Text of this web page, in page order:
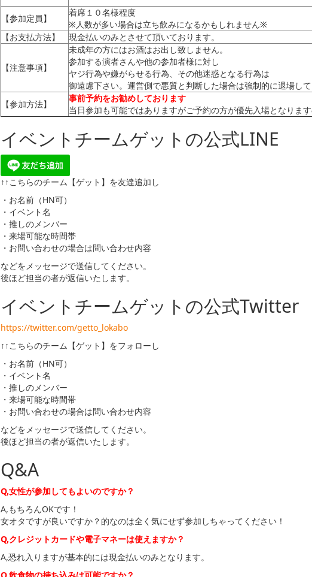
【参加定員】
着席１０名様程度
※人数が多い場合は立ち飲みになるかもしれません※
【お支払方法】
現金払いのみとさせて頂いております。
【注意事項】
未成年の方にはお酒はお出し致しません。
参加する演者さんや他の参加者様に対し
ヤジ行為や嫌がらせる行為、その他迷惑となる行為は
御遠慮下さい。運営側で悪質と判断した場合は強制的に退場し
【参加方法】
事前予約をお勧めしております
当日参加も可能ではありますがご予約の方が優先入場となり
イベントチームゲットの公式LINE
↑↑こちらのチーム【ゲット】を友達追加し
・お名前（HN可）
・イベント名
・推しのメンバー
・来場可能な時間帯
・お問い合わせの場合は問い合わせ内容
などをメッセージで送信してください。
後ほど担当の者が返信いたします。
イベントチームゲットの公式Twitter
https://twitter.com/getto_lokabo
↑↑こちらのチーム【ゲット】をフォローし
・お名前（HN可）
・イベント名
・推しのメンバー
・来場可能な時間帯
・お問い合わせの場合は問い合わせ内容
などをメッセージで送信してください。
後ほど担当の者が返信いたします。
Q&A
Q,女性が参加してもよいのですか？
A,もちろんOKです！
女オタですが良いですか？的なのは全く気にせず参加しちゃってください！
Q,クレジットカードや電子マネーは使えますか？
A,恐れ入りますが基本的には現金払いのみとなります。